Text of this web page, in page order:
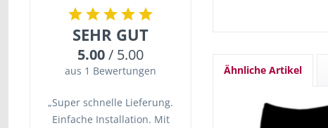
SEHR GUT
5.00/ 5.00
aus 1 Bewertungen
„Super schnelle Lieferung.
Einfache Installation. Mit
Ähnliche Artikel